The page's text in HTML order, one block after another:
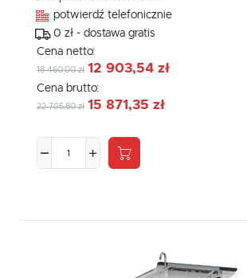
potwierdź telefonicznie
0 zł - dostawa gratis
Cena netto:
18 460,00 zł 12 903,54 zł
Cena brutto:
22 705,80 zł 15 871,35 zł